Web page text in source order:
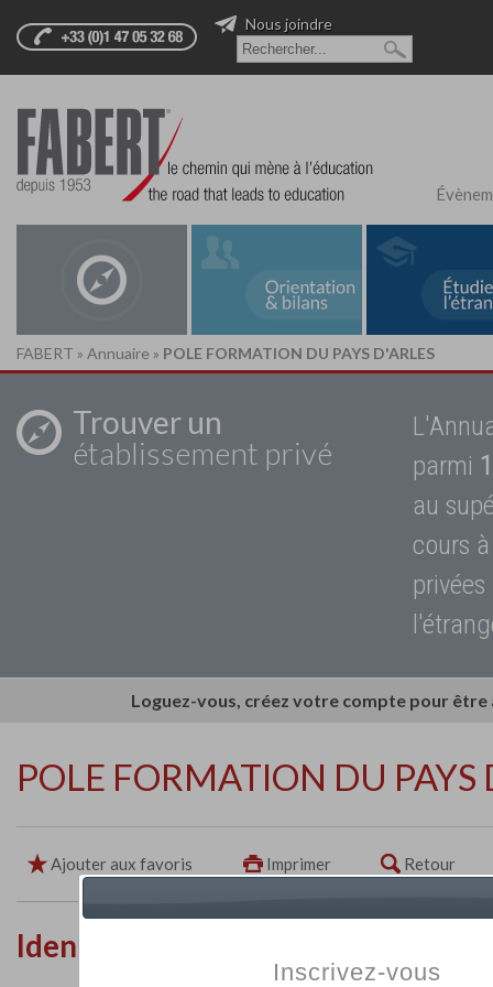
Nous joindre
FABERT » Annuaire » POLE FORMATION DU PAYS D'ARLES
Trouver un
établissement privé
parmi
au
cours
Loguez-vous, créez votre compte pour
POLE FORMATION DU PAYS
Ajouter aux favoris Imprimer Retour
Identité de l'établissement
Inscrivez-vous